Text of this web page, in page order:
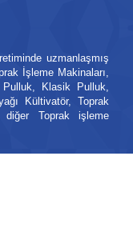
uzmanlaşmış
İşleme Makinaları,
Klasik Pulluk,
Kültivatör, Toprak
Toprak işleme